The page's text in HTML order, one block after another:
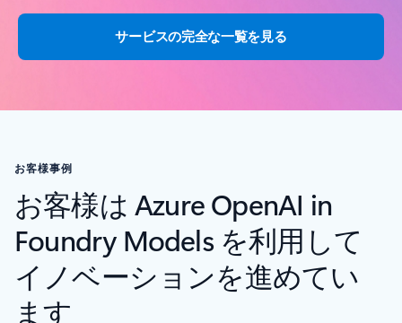
サービスの完全な一覧を見る
お客様事例
お客様は Azure OpenAI in
Foundry Models を利用して
イノベーションを進めてい
ます